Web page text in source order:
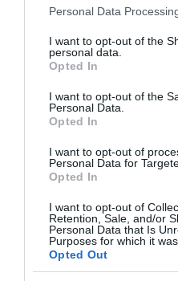
Please note that this
not limited to your visit or
grant or deny consent to
use your data for below
consent section.
Personal Data
I want to opt-out of the
personal data.
Opted In
I want to opt-out of the
Personal Data.
Opted In
I want to opt-out of
Personal Data for
Opted In
I want to opt-out of
Retention, Sale, and/or
Personal Data that Is
Purposes for which it
Opted Out
HASONLÓ BEJEGYZÉSEK